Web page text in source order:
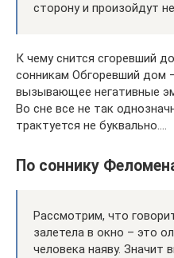
сторону и произойдут
К чему снится сгоревший
сонникам Обгоревший дом
вызывающее негативные
Во сне все не так
трактуется не буквально….
По соннику
Рассмотрим, что
залетела в окно – это
человека наяву. Значит